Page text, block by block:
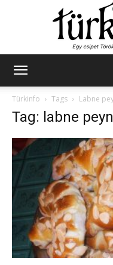
Türkinfo
Tags Labne
Tag: labne